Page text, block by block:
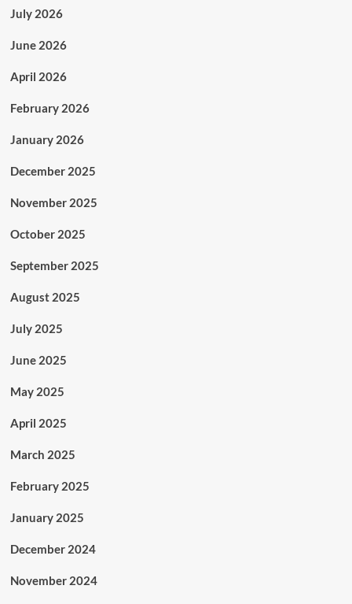
July 2026
June 2026
April 2026
February 2026
January 2026
December 2025
November 2025
October 2025
September 2025
August 2025
July 2025
June 2025
May 2025
April 2025
March 2025
February 2025
January 2025
December 2024
November 2024